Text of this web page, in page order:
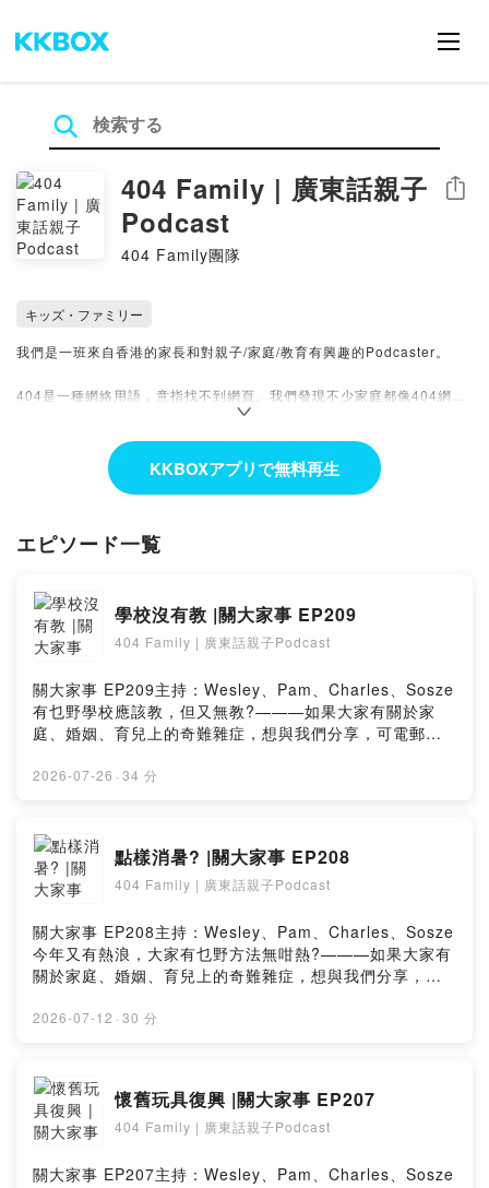
404 Family | 廣東話親子
Podcast
404 Family團隊
シェア
キッズ・ファミリー
我們是一班來自香港的家長和對親子/家庭/教育有興趣的Podcaster。
404是一種網絡用語，意指找不到網頁。我們發現不少家庭都像404網頁
一樣，失去了其原有的功能。但我們希望這只是暫時性，透過不同節目的
分享和思考，互相支持及鼓勵，令家庭重新RELOAD，重拾家庭原有的
至以下網址：
404 Family的Youtube Channel：
http://www.youtube.com/channel/UCB20VGH-4loHOHCEps5dW0Q
Powered by Firstory Hosting
KKBOXアプリで無料再生
エピソード一覧
學校沒有教 |關大家事 EP209
404 Family | 廣東話親子Podcast
關大家事 EP209主持：Wesley、Pam、Charles、Sosze
有乜野學校應該教，但又無教?———如果大家有關於家
庭、婚姻、育兒上的奇難雜症，想與我們分享，可電郵至
Youtube
爸爸/GK爸爸原創故事繪本Powered by Firstory Hosting
2026-07-26 · 34 分
點樣消暑? |關大家事 EP208
404 Family | 廣東話親子Podcast
關大家事 EP208主持：Wesley、Pam、Charles、Sosze
今年又有熱浪，大家有乜野方法無咁熱?———如果大家有
關於家庭、婚姻、育兒上的奇難雜症，想與我們分享，可
的Youtube
爸爸/GK爸爸原創故事繪本Powered by Firstory Hosting
2026-07-12 · 30 分
懷舊玩具復興 |關大家事 EP207
404 Family | 廣東話親子Podcast
關大家事 EP207主持：Wesley、Pam、Charles、Sosze